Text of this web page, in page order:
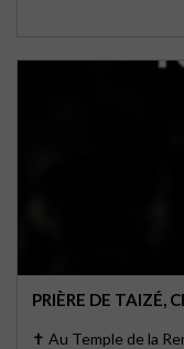
PRIÈRE DE TAIZÉ,
✝️ Au Temple de la Rencontre, 17 rue des Petits-Hôtels Paris